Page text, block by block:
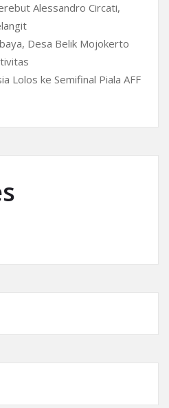
Alessandro Circati,
Desa Belik Mojokerto
Lolos ke Semifinal Piala AFF